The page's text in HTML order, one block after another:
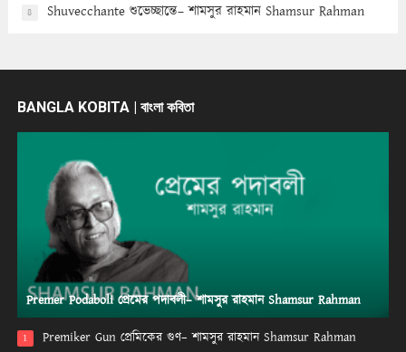
8 Shuvecchante শুভেচ্ছান্তে– শামসুর রাহমান Shamsur Rahman
BANGLA KOBITA | বাংলা কবিতা
Premer Podaboli প্রেমের পদাবলী– শামসুর রাহমান Shamsur Rahman
1 Premiker Gun প্রেমিকের গুণ– শামসুর রাহমান Shamsur Rahman